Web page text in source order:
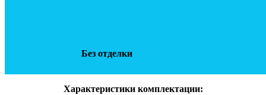
Без отделки
Характеристики комплектации: